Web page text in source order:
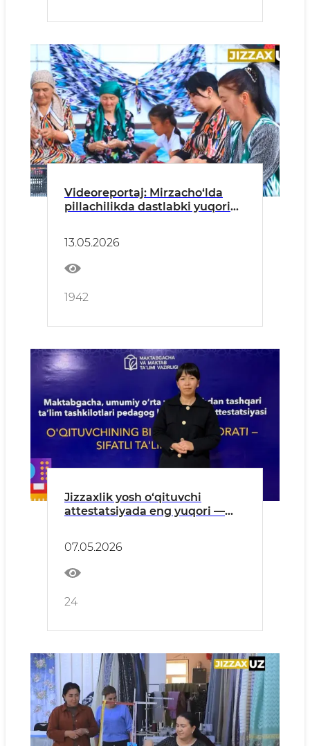
Videoreportaj: Mirzacho‘lda
pillachilikda dastlabki yuqori
13.05.2026
1942
Jizzaxlik yosh o‘qituvchi
attestatsiyada eng yuqori —
07.05.2026
24